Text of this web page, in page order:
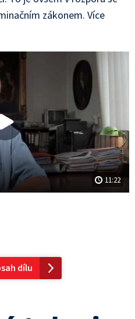
zákonem. Více
11:22
dílu